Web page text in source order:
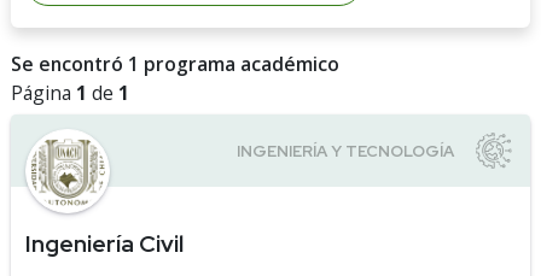
Se encontró 1 programa académico
Página 1 de 1
Ingeniería Civil